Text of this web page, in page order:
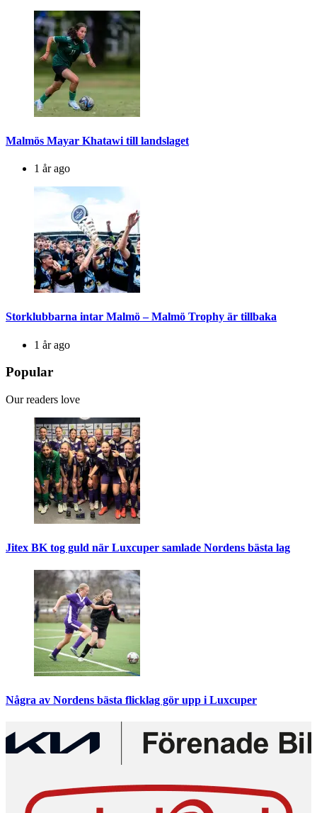
Malmös Mayar Khatawi till landslaget
1 år ago
Storklubbarna intar Malmö – Malmö Trophy är tillbaka
1 år ago
Popular
Our readers love
Jitex BK tog guld när Luxcuper samlade Nordens bästa lag
Några av Nordens bästa flicklag gör upp i Luxcuper